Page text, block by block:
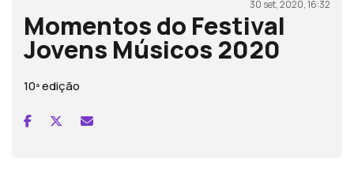
30 set, 2020, 16:32
Momentos do Festival
Jovens Músicos 2020
10ª edição